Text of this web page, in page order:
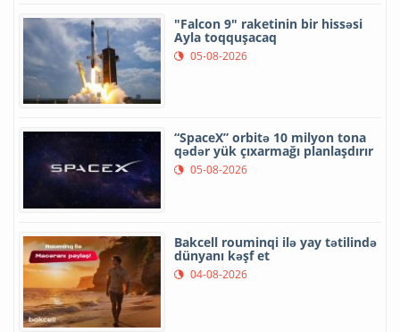
"Falcon 9" raketinin bir hissəsi
Ayla toqquşacaq
05-08-2026
“SpaceX” orbitə 10 milyon tona
qədər yük çıxarmağı planlaşdırır
05-08-2026
Bakcell rouminqi ilə yay tətilində
dünyanı kəşf et
04-08-2026